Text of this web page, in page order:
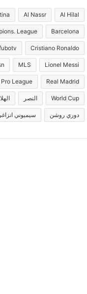
Al Hilal
Al Nassr
Barcelona
League
Cristiano Ronaldo
Lionel Messi
MLS
Real Madrid
League
World Cup النصر
دوري روشن سيميوني